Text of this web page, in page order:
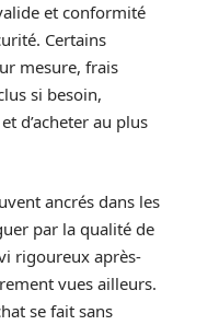
et conformité
Certains
mesure, frais
si besoin,
d’acheter au plus
ancrés dans les
par la qualité de
rigoureux après-
vues ailleurs.
se fait sans